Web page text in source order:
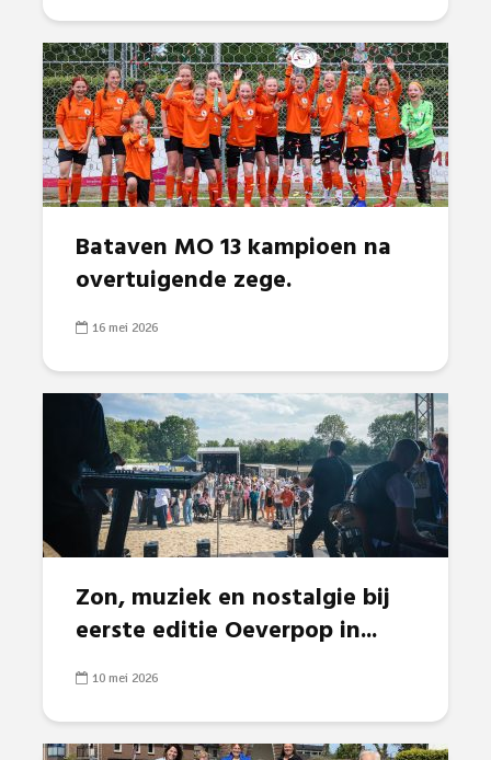
Bataven MO 13 kampioen na
overtuigende zege.
16 mei 2026
Zon, muziek en nostalgie bij
eerste editie Oeverpop in...
10 mei 2026